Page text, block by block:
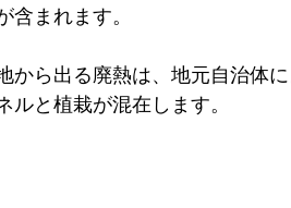
含まれます。
から出る廃熱は、地元自治体
ルと植栽が混在します。